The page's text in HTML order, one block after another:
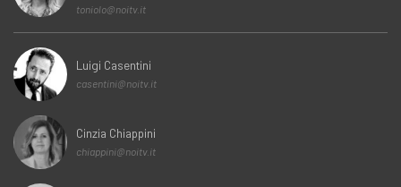
toniolo@noitv.it
Luigi Casentini
casentini@noitv.it
Cinzia Chiappini
chiappini@noitv.it